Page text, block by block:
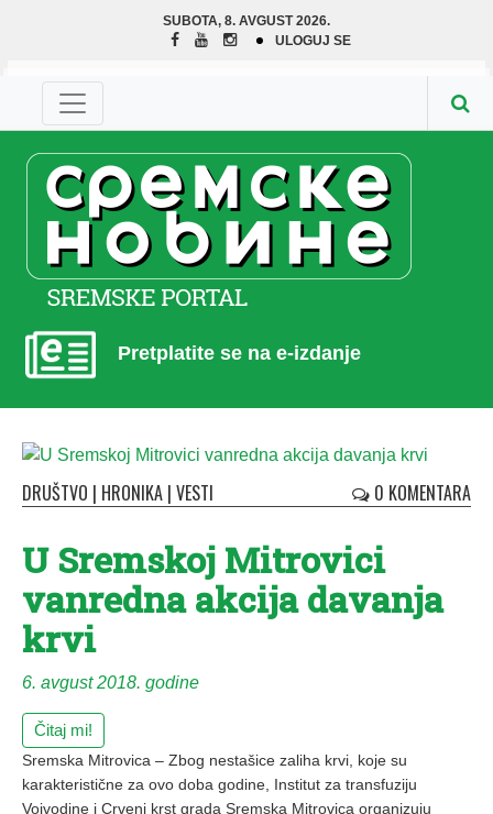
SUBOTA, 8. AVGUST 2026.
ULOGUJ SE
Pretplatite se na e-izdanje
DRUŠTVO | HRONIKA | VESTI 0 KOMENTARA
U Sremskoj Mitrovici
vanredna akcija davanja
krvi
6. avgust 2018. godine
Čitaj mi!
Sremska Mitrovica – Zbog nestašice zaliha krvi, koje su
karakteristične za ovo doba godine, Institut za transfuziju
Vojvodine i Crveni krst grada Sremska Mitrovica organizuju